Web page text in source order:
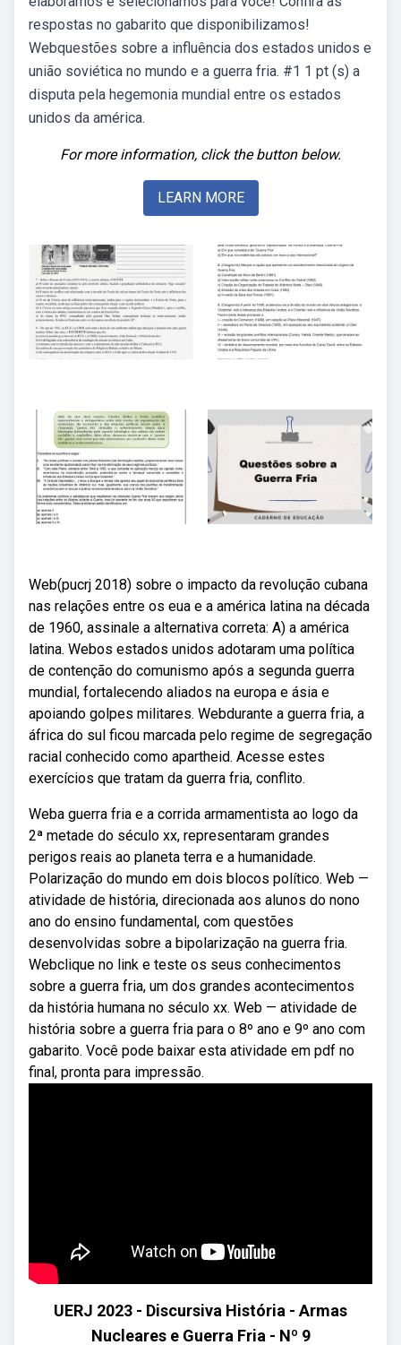
respostas no gabarito que disponibilizamos!
Webquestões sobre a influência dos estados unidos e
união soviética no mundo e a guerra fria. #1 1 pt (s) a
disputa pela hegemonia mundial entre os estados
unidos da américa.
For more information, click the button below.
LEARN MORE
Web(pucrj 2018) sobre o impacto da revolução cubana
nas relações entre os eua e a américa latina na década
de 1960, assinale a alternativa correta: A) a américa
latina. Webos estados unidos adotaram uma política
de contenção do comunismo após a segunda guerra
mundial, fortalecendo aliados na europa e ásia e
apoiando golpes militares. Webdurante a guerra fria, a
áfrica do sul ficou marcada pelo regime de segregação
racial conhecido como apartheid. Acesse estes
exercícios que tratam da guerra fria, conflito.
Weba guerra fria e a corrida armamentista ao logo da
2ª metade do século xx, representaram grandes
perigos reais ao planeta terra e a humanidade.
Polarização do mundo em dois blocos político. Web —
atividade de história, direcionada aos alunos do nono
ano do ensino fundamental, com questões
desenvolvidas sobre a bipolarização na guerra fria.
Webclique no link e teste os seus conhecimentos
sobre a guerra fria, um dos grandes acontecimentos
da história humana no século xx. Web — atividade de
história sobre a guerra fria para o 8º ano e 9º ano com
gabarito. Você pode baixar esta atividade em pdf no
final, pronta para impressão.
UERJ 2023 - Discursiva História - Armas
Nucleares e Guerra Fria - Nº 9